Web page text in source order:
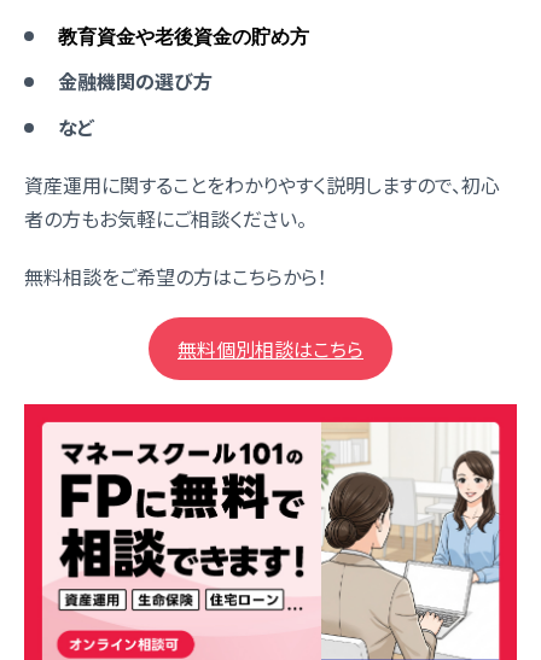
教育資金や老後資金の貯め方
金融機関の選び方
など
資産運用に関することをわかりやすく説明しますので、初心
者の方もお気軽にご相談ください。
無料相談をご希望の方はこちらから！
無料個別相談はこちら